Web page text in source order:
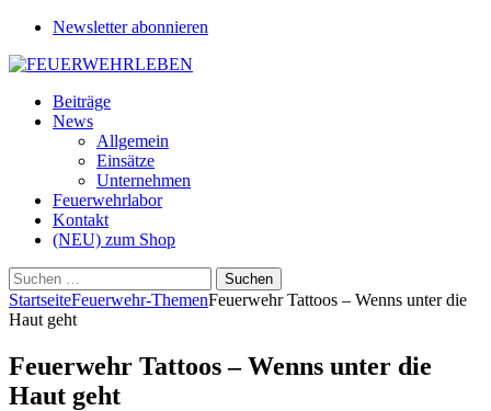
Newsletter abonnieren
Beiträge
News
Allgemein
Einsätze
Unternehmen
Feuerwehrlabor
Kontakt
(NEU) zum Shop
Suchen
nach:
StartseiteFeuerwehr-ThemenFeuerwehr Tattoos – Wenns unter die
Haut geht
Feuerwehr Tattoos – Wenns unter die
Haut geht